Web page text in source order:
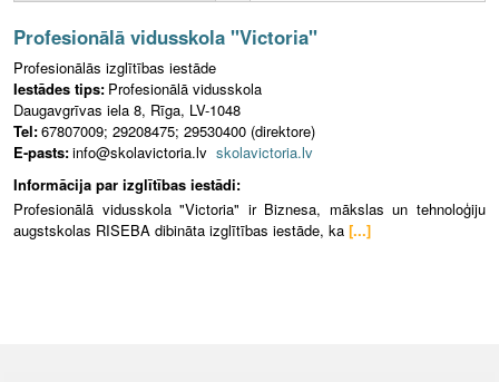
Profesionālā vidusskola "Victoria"
Profesionālās izglītības iestāde
Iestādes tips: Profesionālā vidusskola
Daugavgrīvas iela 8, Rīga, LV-1048
Tel:67807009; 29208475; 29530400 (direktore)
E-pasts:info@skolavictoria.lv skolavictoria.lv
Informācija par izglītības iestādi:
Profesionālā vidusskola "Victoria" ir Biznesa, mākslas un tehnoloģiju
augstskolas RISEBA dibināta izglītības iestāde, ka [...]